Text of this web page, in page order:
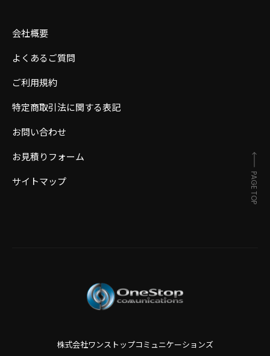
会社概要
よくあるご質問
ご利用規約
特定商取引法に関する表記
お問い合わせ
お見積りフォーム
サイトマップ
株式会社ワンストップコミュニケーションズ
PAGE TOP